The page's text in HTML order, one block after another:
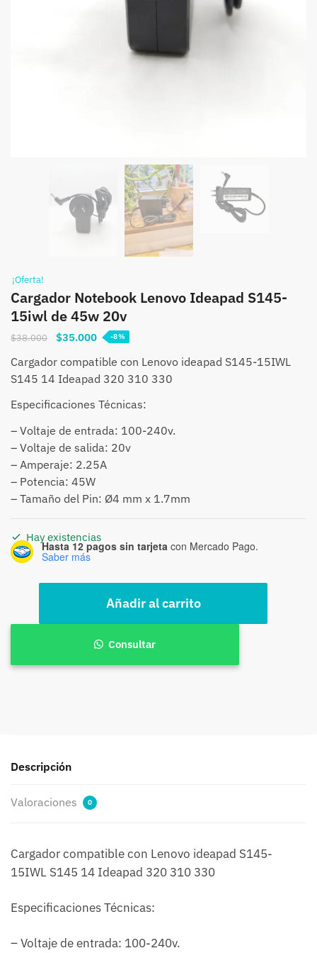
¡Oferta!
Cargador Notebook Lenovo Ideapad S145-
15iwl de 45w 20v
$38.000
El
original
era:
$38.000.
$35.000El
actual
es:
$35.000.
-8%
Cargador compatible con Lenovo ideapad S145-15IWL
S145 14 Ideapad 320 310 330
Especificaciones Técnicas:
– Voltaje de entrada: 100-240v.
– Voltaje de salida: 20v
– Amperaje: 2.25A
– Potencia: 45W
– Tamaño del Pin: Ø4 mm x 1.7mm
Hay existencias
Hasta 12 pagos sin tarjeta con Mercado Pago.
Saber más
Lenovo
Añadir al carrito
Consultar
Descripción
Valoraciones 0
Cargador compatible con Lenovo ideapad S145-
15IWL S145 14 Ideapad 320 310 330
Especificaciones Técnicas:
– Voltaje de entrada: 100-240v.